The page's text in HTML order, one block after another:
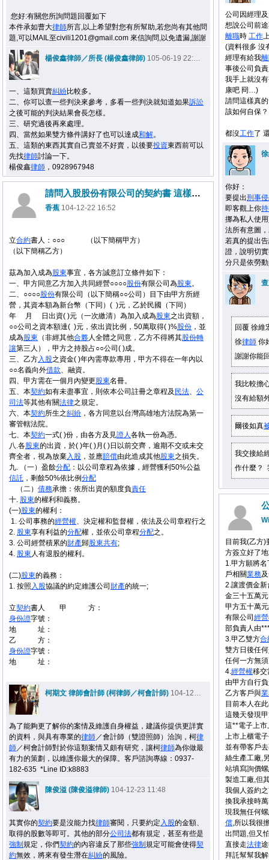
您好:有關您所詢問題回覆如下
本件承如曹大律師所言,以上希望對您有所幫助,若您尚有其他問
題,可以MAIL至civili1201@gmail.com 來信詢問,以免遺漏,謝謝
楊俊鑫律師／所長 (楊俊鑫律師) 105-06-19 22:48
一、這類買賣糾紛比較多。
二、你可以查一些判決來參考，多看一些判決就知道如果訴訟
之後可能的判決結果會長怎樣。
三、研究過後再來處理。
四、當然如果雙方條件講好了也可以達成和解。
五、這類的東西其實自己賣並不好賣，以後要投資東西前可以
先找律師討論一下。
楊俊鑫律師 ，0928967948
公司因經理
想說公司前
離職時 工作
(資料很多 沒
經理有給我
事後公司負
我手上就沒
康吧 冏…)
請問這樣真
該如何自保
都沒工作了
你好：
要提出刑事
即客觀上你
挪為私人使
法所有意圖
若真的提出
證，說明切
分只是依勞動
回覆 徐維
徐律師 你
謝謝你能
我比較擔
沒有給額
爾後如真
我交接給
作什麼？
請問入股股份有限公司的契約書 這樣寫哪裡需要修正呢
香蕉 104-12-22 16:52
立合約書人：○○○ （以下簡稱甲方）
（以下簡稱乙方）
茲為加入成為股東事宜，各方誠意訂立條件如下：
一、甲方同意乙方加入共同經營○○○○股份有限公司為股東。
二、○○○○股份有限公司（以下簡稱○○公司）目下由甲方所經
營，其資本額為新台幣（下同）( )元，乙於民國（下同）
年 月 日出資( )元（一次繳清）為加入成為股東之出資額，
○○公司之資本額達( )元，依出資比例，50萬取得( )%股份 ，並
成為股東 （非經其他合夥人全體之同意，乙方不得將其股份轉
讓第三人），甲方之持股占○○公司( )成。
三、乙方入股之資金( )年內需專款專用，甲方不得在一年內以
○○名義向外借款、融資。
四、甲方需在一個月內變更股東名冊。
五、本契約如有未盡事宜，則依本公司註冊之章程及 民法、 公
司法等其他有關法律之規定。
六、本契約所生之糾紛 ，各方同意以台灣高雄地方法院為第一
審管轄法院。
七、本契約一式( )份，由各方及見證人各執一份為憑。
八.各股東的出資，於( )年( )月( )日以前交齊，逾期不交或未交
齊全者，視為放棄入股 ，並應賠償由此造成其他股東之損失。
九. （一）盈餘分配 ：以公司章程為依據， 經營獲利50%公益
信託 ，剩餘50%依比例分配
（二） 債務承擔：依所出資的額度負責任
十. 股東的權利和義務。
(一)股東的權利：
1. 公司事務的經營權、決定權和監督權，依法及公司章程行之
2. 股東享有利益的分配權，並依公司章程分配之。
3. 公司經營積累的財產歸股東共有;
4. 股東 人有退股的權利。
(二)股東的義務：
1. 按照 入股協議的約定維護公司 財產的統一;
立契約書人 甲 方：
身份證字號：
地 址：
乙 方：
身份證字號：
地 址：
柯期文 律師會計師 (柯律師／柯會計師) 104-12-22 18:57
為了能夠更了解你的案情及維護自身權益，建議你提供更詳實
的資料，與具有專業的律師／會計師（雙證照師）洽詢，柯律
師／柯會計師對於你這類案情又頗有研究，讓柯律師為你做最
有力的策劃，以維護你最大的保障。客戶諮詢專線：0937-
182-635 *Line ID:k8883
陳俊溢 (陳俊溢律師) 104-12-23 11:48
其實你的契約要是沒能力找律師審閱，只要約定 入股的金額、
取得的股數等即可。其他的部分公司法都有規定，甚至有些是
強制 規定，你們契約的內容違反了那些強制 規定可能會使得契
約無效，將來有發生潛在糾紛的風險。
目前我(乙方)
方簽立好了
1.甲方願將
戶相關業務
2.讓渡價金
金三十五萬
甲方五十萬
有限公司 經
部負責人由
3.甲乙雙方合
雙方日後任何
任何一方無
4.經營權移交
由甲方自行
乙方客戶與
目前本人在
這幾天發現
這**電子上
上市上櫃電
並有帶客戶
絲生產工廠,
站填寫詢價
製造工廠,但
我個人簽約
換我承接時
現我無任何
償,所以我很
出問題,但又
直接走法律
拜託幫幫我